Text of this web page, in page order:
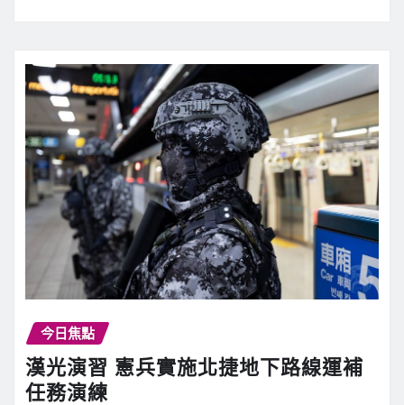
今日焦點
漢光演習 憲兵實施北捷地下路線運補
任務演練